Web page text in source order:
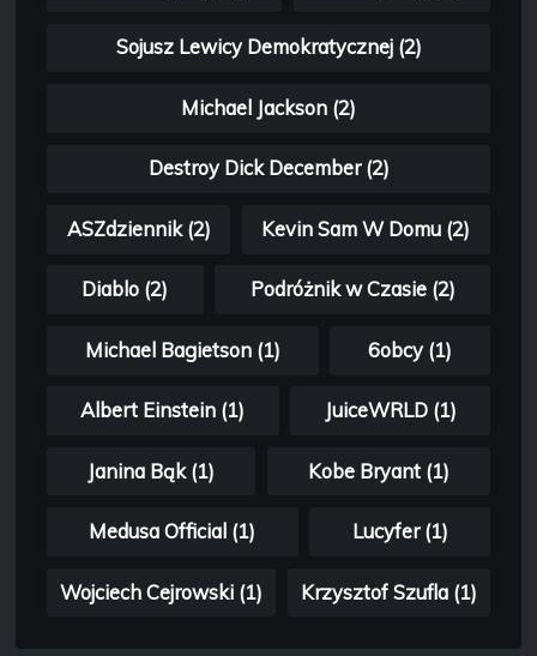
Sojusz Lewicy Demokratycznej (2)
Michael Jackson (2)
Destroy Dick December (2)
ASZdziennik (2) Kevin Sam W Domu (2)
Diablo (2) Podróżnik w Czasie (2)
Michael Bagietson (1) 6obcy (1)
Albert Einstein (1) JuiceWRLD (1)
Janina Bąk (1) Kobe Bryant (1)
Medusa Official (1) Lucyfer (1)
Wojciech Cejrowski (1) Krzysztof Szufla (1)